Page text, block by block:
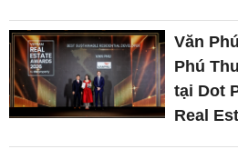
Văn
Phú
tại Dot
Real